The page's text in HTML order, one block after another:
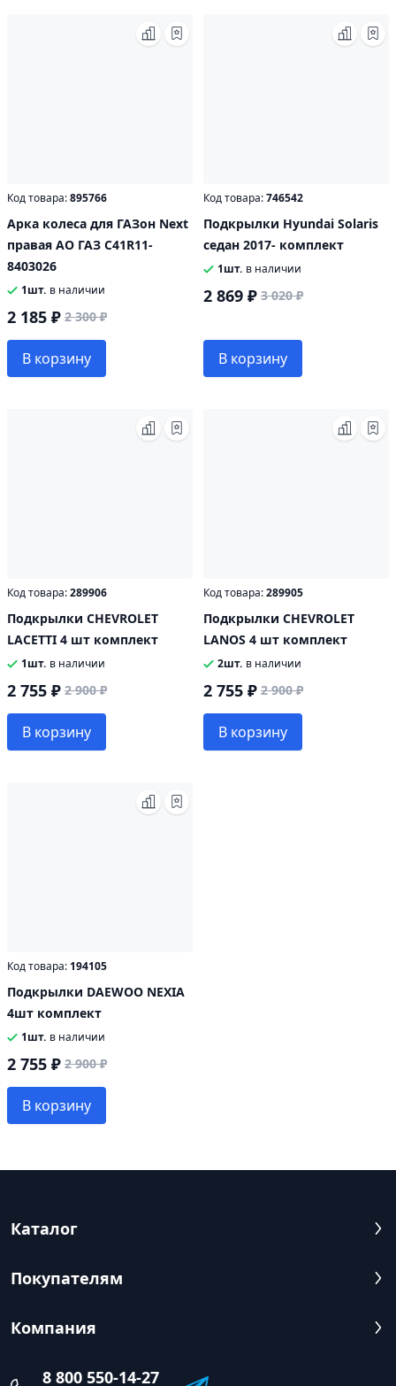
Код товара:895766
Арка колеса для ГАЗон Next
правая АО ГАЗ С41R11-
8403026
1шт. в наличии
2 185 ₽ 2 300 ₽
В корзину
Код товара:746542
Подкрылки Hyundai Solaris
седан 2017- комплект
1шт. в наличии
2 869 ₽ 3 020 ₽
В корзину
Код товара:289906
Подкрылки CHEVROLET
LACETTI 4 шт комплект
1шт. в наличии
2 755 ₽ 2 900 ₽
В корзину
Код товара:289905
Подкрылки CHEVROLET
LANOS 4 шт комплект
2шт. в наличии
2 755 ₽ 2 900 ₽
В корзину
Код товара: 194105
Подкрылки DAEWOO NEXIA
4шт комплект
1шт. в наличии
2 755 ₽ 2 900 ₽
В корзину
Каталог
Покупателям
Компания
8 800 550-14-27